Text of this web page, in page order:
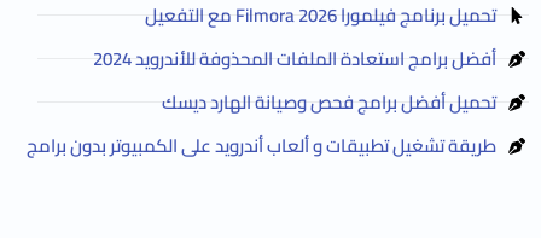
تحميل برنامج فيلمورا Filmora 2026 مع التفعيل
أفضل برامج استعادة الملفات المحذوفة للأندرويد 2024
تحميل أفضل برامج فحص وصيانة الهارد ديسك
طريقة تشغيل تطبيقات و ألعاب أندرويد على الكمبيوتر بدون برامج